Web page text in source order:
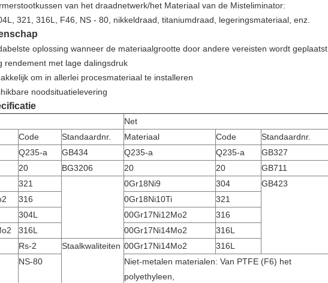
van het draadnetwerk/het Materiaal van de Misteliminator:
321, 316L, F46, NS - 80, nikkeldraad, titaniumdraad, legeringsmateriaal, enz.
oplossing wanneer de materiaalgrootte door andere vereisten wordt geplaatst
rendement met lage dalingsdruk
om in allerlei procesmateriaal te installeren
noodsituatielevering
Net
Code Standaardnr. Materiaal Code
Standaardnr.
Q235-a GB434 Q235-a Q235-a
GB327
20 BG3206 20 20
GB711
321 0Gr18Ni9 304
GB423
316 0Gr18Ni10Ti
321
304L 00Gr17Ni12Mo2
316
316L 00Gr17Ni14Mo2
316L
Rs-2 Staalkwaliteiten 00Gr17Ni14Mo2
316L
NS-80
Niet-metalen materialen: Van PTFE (F6) het
polyethyleen,